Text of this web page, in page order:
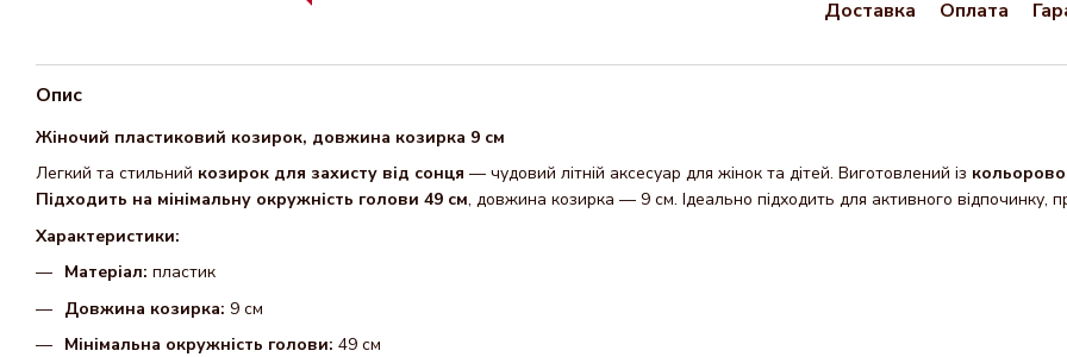
Доставка Оплата
Опис
Жіночий пластиковий козирок, довжина козирка 9 см
Легкий та стильний козирок для захисту від сонця — чудовий літній аксесуар для жінок та дітей. Виготовлений із
Підходить на мінімальну окружність голови 49 см, довжина козирка — 9 см. Ідеально підходить для активного відпочинку,
Характеристики:
Матеріал: пластик
Довжина козирка: 9 см
Мінімальна окружність голови: 49 см